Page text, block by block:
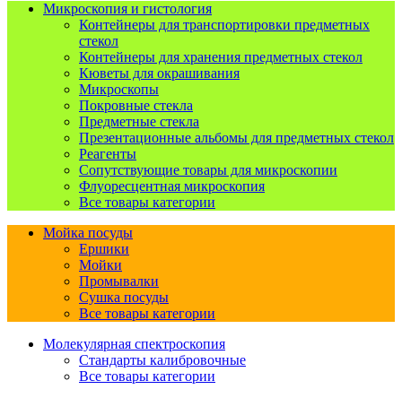
Микроскопия и гистология
Контейнеры для транспортировки предметных
стекол
Контейнеры для хранения предметных стекол
Кюветы для окрашивания
Микроскопы
Покровные стекла
Предметные стекла
Презентационные альбомы для предметных стекол
Реагенты
Сопутствующие товары для микроскопии
Флуоресцентная микроскопия
Все товары категории
Мойка посуды
Ершики
Мойки
Промывалки
Сушка посуды
Все товары категории
Молекулярная спектроскопия
Стандарты калибровочные
Все товары категории